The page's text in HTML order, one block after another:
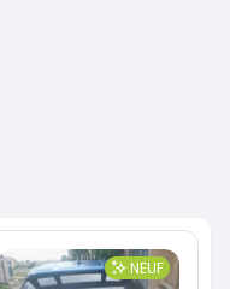
NEUF